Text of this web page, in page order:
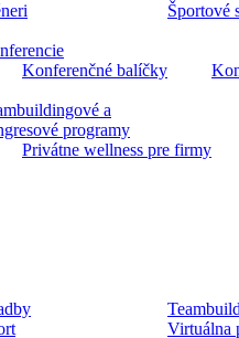
Športové
Konferenčné balíčky
a
programy
Privátne wellness pre firmy
Virtuálna